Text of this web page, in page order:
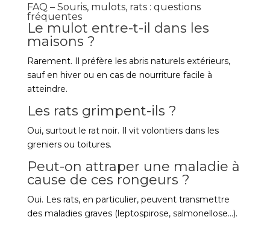
FAQ – Souris, mulots, rats : questions
fréquentes
Le mulot entre-t-il dans les
maisons ?
Rarement. Il préfère les abris naturels extérieurs,
sauf en hiver ou en cas de nourriture facile à
atteindre.
Les rats grimpent-ils ?
Oui, surtout le rat noir. Il vit volontiers dans les
greniers ou toitures.
Peut-on attraper une maladie à
cause de ces rongeurs ?
Oui. Les rats, en particulier, peuvent transmettre
des maladies graves (leptospirose, salmonellose…).